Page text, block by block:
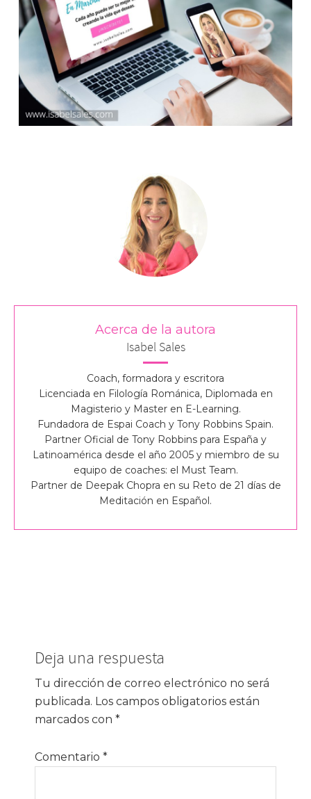
Acerca de la autora
Isabel Sales
Coach, formadora y escritora
Licenciada en Filología Románica, Diplomada en
Magisterio y Master en E-Learning.
Fundadora de Espai Coach y Tony Robbins Spain.
Partner Oficial de Tony Robbins para España y
Latinoamérica desde el año 2005 y miembro de su
equipo de coaches: el Must Team.
Partner de Deepak Chopra en su Reto de 21 días de
Meditación en Español.
con
lectores
Deja una respuesta
Tu dirección de correo electrónico no será
publicada. Los campos obligatorios están
marcados con *
Comentario *